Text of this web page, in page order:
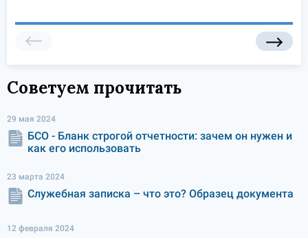
Советуем прочитать
29 мая 2024
БСО - Бланк строгой отчетности: зачем он нужен и
как его использовать
23 марта 2024
Служебная записка – что это? Образец документа
12 февраля 2024